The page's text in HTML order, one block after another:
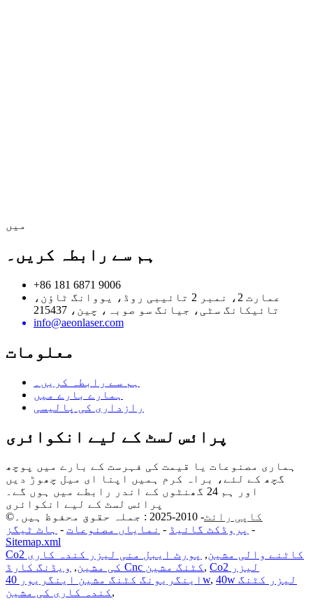
میں
ہم سے رابطہ کریں۔
+86 181 6871 9006
عمارت 2، نمبر 2 تائیبی روڈ، یووانگ ٹاؤن،
تائیکانگ سٹی، جیانگ سو صوبہ، چین، 215437
info@aeonlaser.com
معلومات
ہم سے رابطہ کریں۔
ہمارے بارے میں
رازداری کی پالیسی
پرائس لسٹ کے لیے انکوائری
ہماری مصنوعات یا قیمت کی فہرست کے بارے میں پوچھ
گچھ کے لئے، براہ کرم ہمیں اپنا ای میل چھوڑ دیں
اور ہم 24 گھنٹوں کے اندر رابطے میں ہوں گے۔
پرائس لسٹ کے لیے انکوائری
©
کاپی رائٹ- 2010-2025 : جملہ حقوق محفوظ ہیں۔
پروڈکٹ گائیڈ - نمایاں مصنوعات - ہاٹ ٹیگز
-
Sitemap.xml
Co2 کاٹنے والی مشین, پورٹ ایبل منی لیزر کندہ کاری
کی مشین, ویڈنگ کارڈ Cnc کٹنگ مشین, Co2 لیزر
اینگریونگ کٹنگ مشین اینگریور 40w, 40w لیزر کٹنگ
کندہ کاری کی مشین,